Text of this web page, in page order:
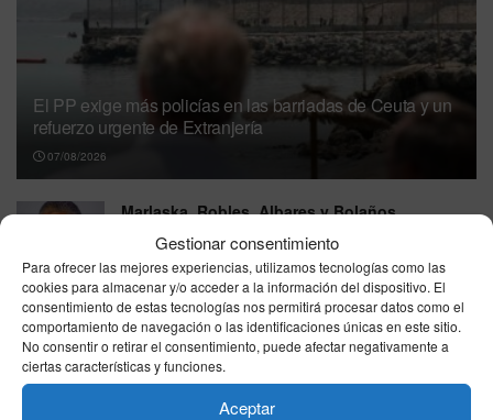
Gestionar consentimiento
Para ofrecer las mejores experiencias, utilizamos tecnologías como las
cookies para almacenar y/o acceder a la información del dispositivo. El
consentimiento de estas tecnologías nos permitirá procesar datos como el
comportamiento de navegación o las identificaciones únicas en este sitio.
No consentir o retirar el consentimiento, puede afectar negativamente a
ciertas características y funciones.
Aceptar
El PP exige más policías en las barriadas de Ceuta y un
refuerzo urgente de Extranjería
07/08/2026
Marlaska, Robles, Albares y Bolaños
comparecerán en agosto en el Congreso por la
crisis de Ceuta
07/08/2026
Óscar Puente ironiza sobre la nueva denuncia
contra Vito Quiles con un breve mensaje:
“¿Solo?”